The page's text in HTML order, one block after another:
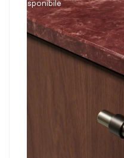
disponibile